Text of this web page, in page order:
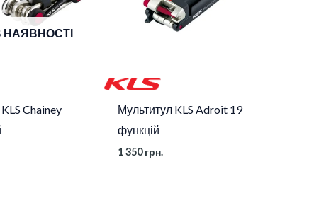
НАЯВНОСТІ
Chainey
Мультитул KLS Adroit 19
функцій
1 350грн.